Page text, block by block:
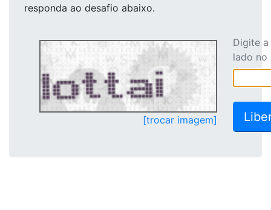
responda ao desafio abaixo.
[trocar imagem]
Digite
lado no